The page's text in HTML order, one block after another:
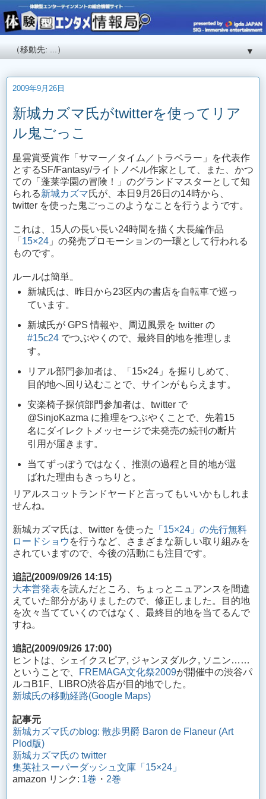
▼
2009年9月26日
新城カズマ氏がtwitterを使ってリア
ル鬼ごっこ
星雲賞受賞作「サマー／タイム／トラベラー」を代表作
とするSF/Fantasy/ライトノベル作家として、また、かつ
ての「蓬莱学園の冒険！」のグランドマスターとして知
られる新城カズマ氏が、本日9月26日の14時から、
twitter を使った鬼ごっこのようなことを行うようです。
これは、15人の長い長い24時間を描く大長編作品
「 15×24 」の発売プロモーションの一環として行われる
ものです。
ルールは簡単。
新城氏は、昨日から23区内の書店を自転車で巡っ
ています。
新城氏が GPS 情報や、周辺風景を twitter の
#15c24でつぶやくので、最終目的地を推理しま
す。
リアル部門参加者は、「15×24」を握りしめて、
目的地へ回り込むことで、サインがもらえます。
安楽椅子探偵部門参加者は、twitter で
@SinjoKazma に推理をつぶやくことで、先着15
名にダイレクトメッセージで未発売の続刊の断片
引用が届きます。
当てずっぽうではなく、推測の過程と目的地が選
ばれた理由もきっちりと。
リアルスコットランドヤードと言ってもいいかもしれま
せんね。
新城カズマ氏は、twitter を使った
「15×24」の先行無料
ロードショウ を行うなど、さまざまな新しい取り組みを
されていますので、今後の活動にも注目です。
追記(2009/09/26 14:15)
大本営発表を読んだところ、ちょっとニュアンスを間違
えていた部分がありましたので、修正しました。目的地
を次々当てていくのではなく、最終目的地を当てるんで
すね。
追記(2009/09/26 17:00)
ヒントは、シェイクスピア, ジャンヌダルク, ソニン……
ということで、
FREMAGA文化祭2009が開催中の渋谷パ
ルコB1F、LIBRO渋谷店が目的地でした。
新城氏の移動経路(Google Maps)
記事元
新城カズマ氏のblog: 散歩男爵 Baron de Flaneur (Art
Plod版)
新城カズマ氏の twitter
集英社スーパーダッシュ文庫「15×24」
amazon リンク: 1巻 ・ 2巻